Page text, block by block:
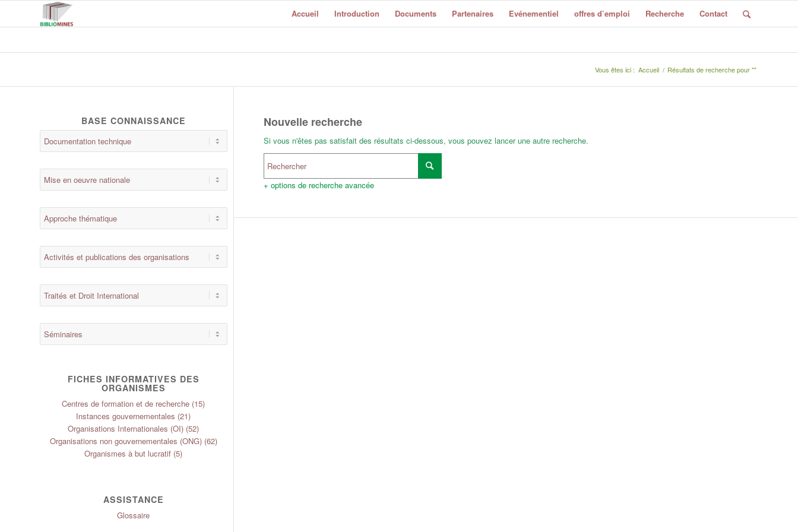
Accueil Introduction Documents Partenaires Evénementiel offres d’emploi Recherche Contact
Vous êtes ici : Accueil / Résultats de recherche pour ""
Nouvelle recherche
Si vous n'êtes pas satisfait des résultats ci-dessous, vous pouvez lancer une autre recherche.
+ options de recherche avancée
BASE CONNAISSANCE
FICHES INFORMATIVES DES
ORGANISMES
Centres de formation et de recherche (15)
Instances gouvernementales (21)
Organisations Internationales (OI) (52)
Organisations non gouvernementales (ONG)(62)
Organismes à but lucratif (5)
ASSISTANCE
Glossaire